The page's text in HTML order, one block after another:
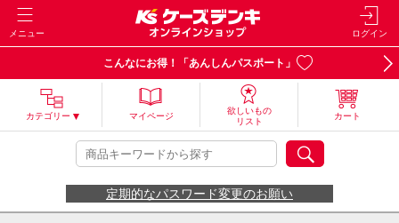
メニュー ログイン
こんなにお得！「あんしんパスポート」
カテゴリー マイページ
欲しいもの
リスト
カート
定期的なパスワード変更のお願い